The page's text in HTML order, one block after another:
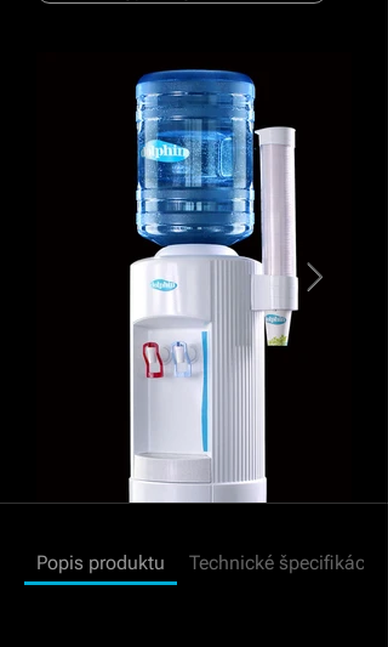
Popis produktu Technické špecifikácie